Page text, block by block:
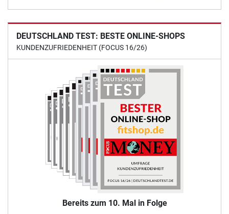
DEUTSCHLAND TEST: BESTE ONLINE-SHOPS
KUNDENZUFRIEDENHEIT (FOCUS 16/26)
Bereits zum 10. Mal in Folge